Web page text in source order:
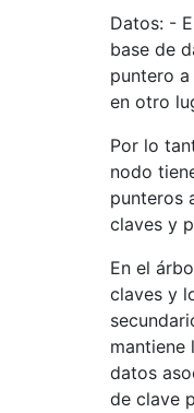
Datos: -
base de
puntero
en otro
Por lo
nodo
punteros
claves y
En el
claves y
mantiene
datos
de clave